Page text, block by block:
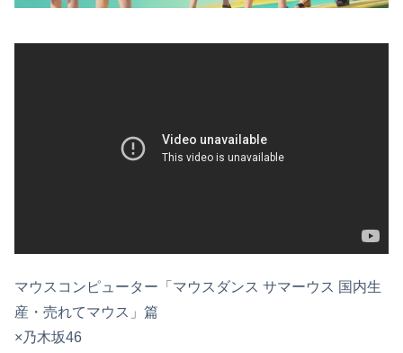
マウスコンピューター「マウスダンス サマーウス 国内生
産・売れてマウス」篇
×乃木坂46